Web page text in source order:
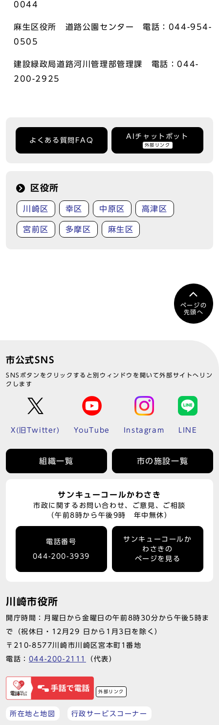
0044
麻生区役所 道路公園センター 電話：044-954-
0505
建設緑政局道路河川管理部管理課 電話：044-
200-2925
よくある質問FAQ
AIチャットボット
外部リンク
区役所
川崎区 幸区 中原区 高津区
宮前区 多摩区 麻生区
ページの
先頭へ
市公式SNS
SNSボタンをクリックすると別ウィンドウを開いて外部サイトへリン
クします
X(旧Twitter) YouTube Instagram LINE
組織一覧 市の施設一覧
サンキューコールかわさき
市政に関するお問い合わせ、ご意見、ご相談
（午前8時から午後9時 年中無休）
電話番号
044-200-3939
サンキューコールか
わさきの
ページを見る
川崎市役所
開庁時間：月曜日から金曜日の午前8時30分から午後5時ま
で（祝休日・12月29 日から1月3日を除く）
〒210-8577川崎市川崎区宮本町1番地
電話： 044-200-2111 （代表）
外部リンク
所在地と地図 行政サービスコーナー